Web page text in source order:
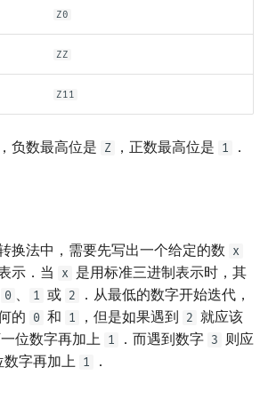
Z0
ZZ
Z11
负数最高位是 Z ，正数最高位是 1 ．
换法中，需要先写出一个给定的数 x
示．当 x 是用标准三进制表示时，其
0 、 1 或 2
．从最低的数字开始迭代，
的 0 和 1 ，但是如果遇到 2 就应该
一位数字再加上 1 ．而遇到数字 3
则应
数字再加上 1 ．